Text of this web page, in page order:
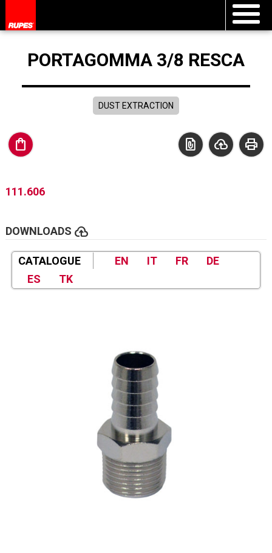
PORTAGOMMA 3/8 RESCA
DUST EXTRACTION
shopping_bag print
cloud_upload
file_present
111.606
DOWNLOADS cloud_upload
CATALOGUE EN IT FR
DE
ES
TK